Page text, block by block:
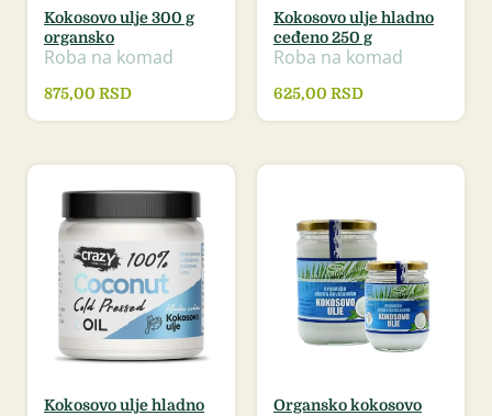
Kokosovo ulje 300 g
organsko
Roba na komad
875,00 RSD
Kokosovo ulje hladno
ceđeno 250 g
Roba na komad
625,00 RSD
Kokosovo ulje hladno
Organsko kokosovo